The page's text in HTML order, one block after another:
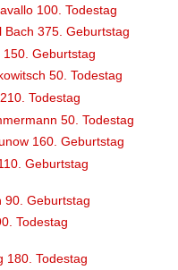
100. Todestag
375. Geburtstag
Geburtstag
50. Todestag
Todestag
50. Todestag
160. Geburtstag
Geburtstag
Geburtstag
Todestag
180. Todestag